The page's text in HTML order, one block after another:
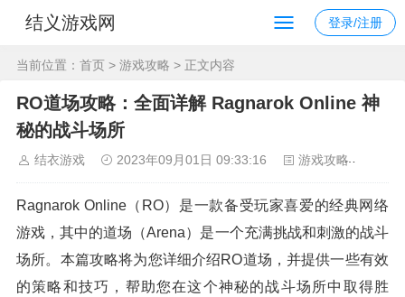
结义游戏网 登录/注册
当前位置： 首页 > 游戏攻略 > 正文内容
RO道场攻略：全面详解 Ragnarok Online 神
秘的战斗场所
结衣游戏 2023年09月01日 09:33:16 游戏攻略
Ragnarok Online（RO）是一款备受玩家喜爱的经典网络
游戏，其中的道场（Arena）是一个充满挑战和刺激的战斗
场所。本篇攻略将为您详细介绍RO道场，并提供一些有效
的策略和技巧，帮助您在这个神秘的战斗场所中取得胜